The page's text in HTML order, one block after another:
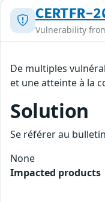
CERTFR-
Vulnerability
De multiples
et une atteinte à la
Solution
Se référer au
None
Impacted products